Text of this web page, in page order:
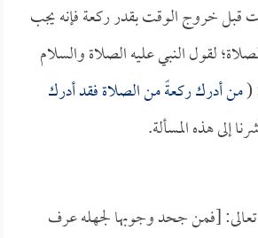
قبل خروج الوقت بقدر ركعة فإنه يجب
لقول النبي عليه الصلاة والسلام
:من أدرك ركعةً من الصلاة فقد أدرك
إلى هذه المسألة.
تعالى: [فمن جحد وجوبها لجهله عرف